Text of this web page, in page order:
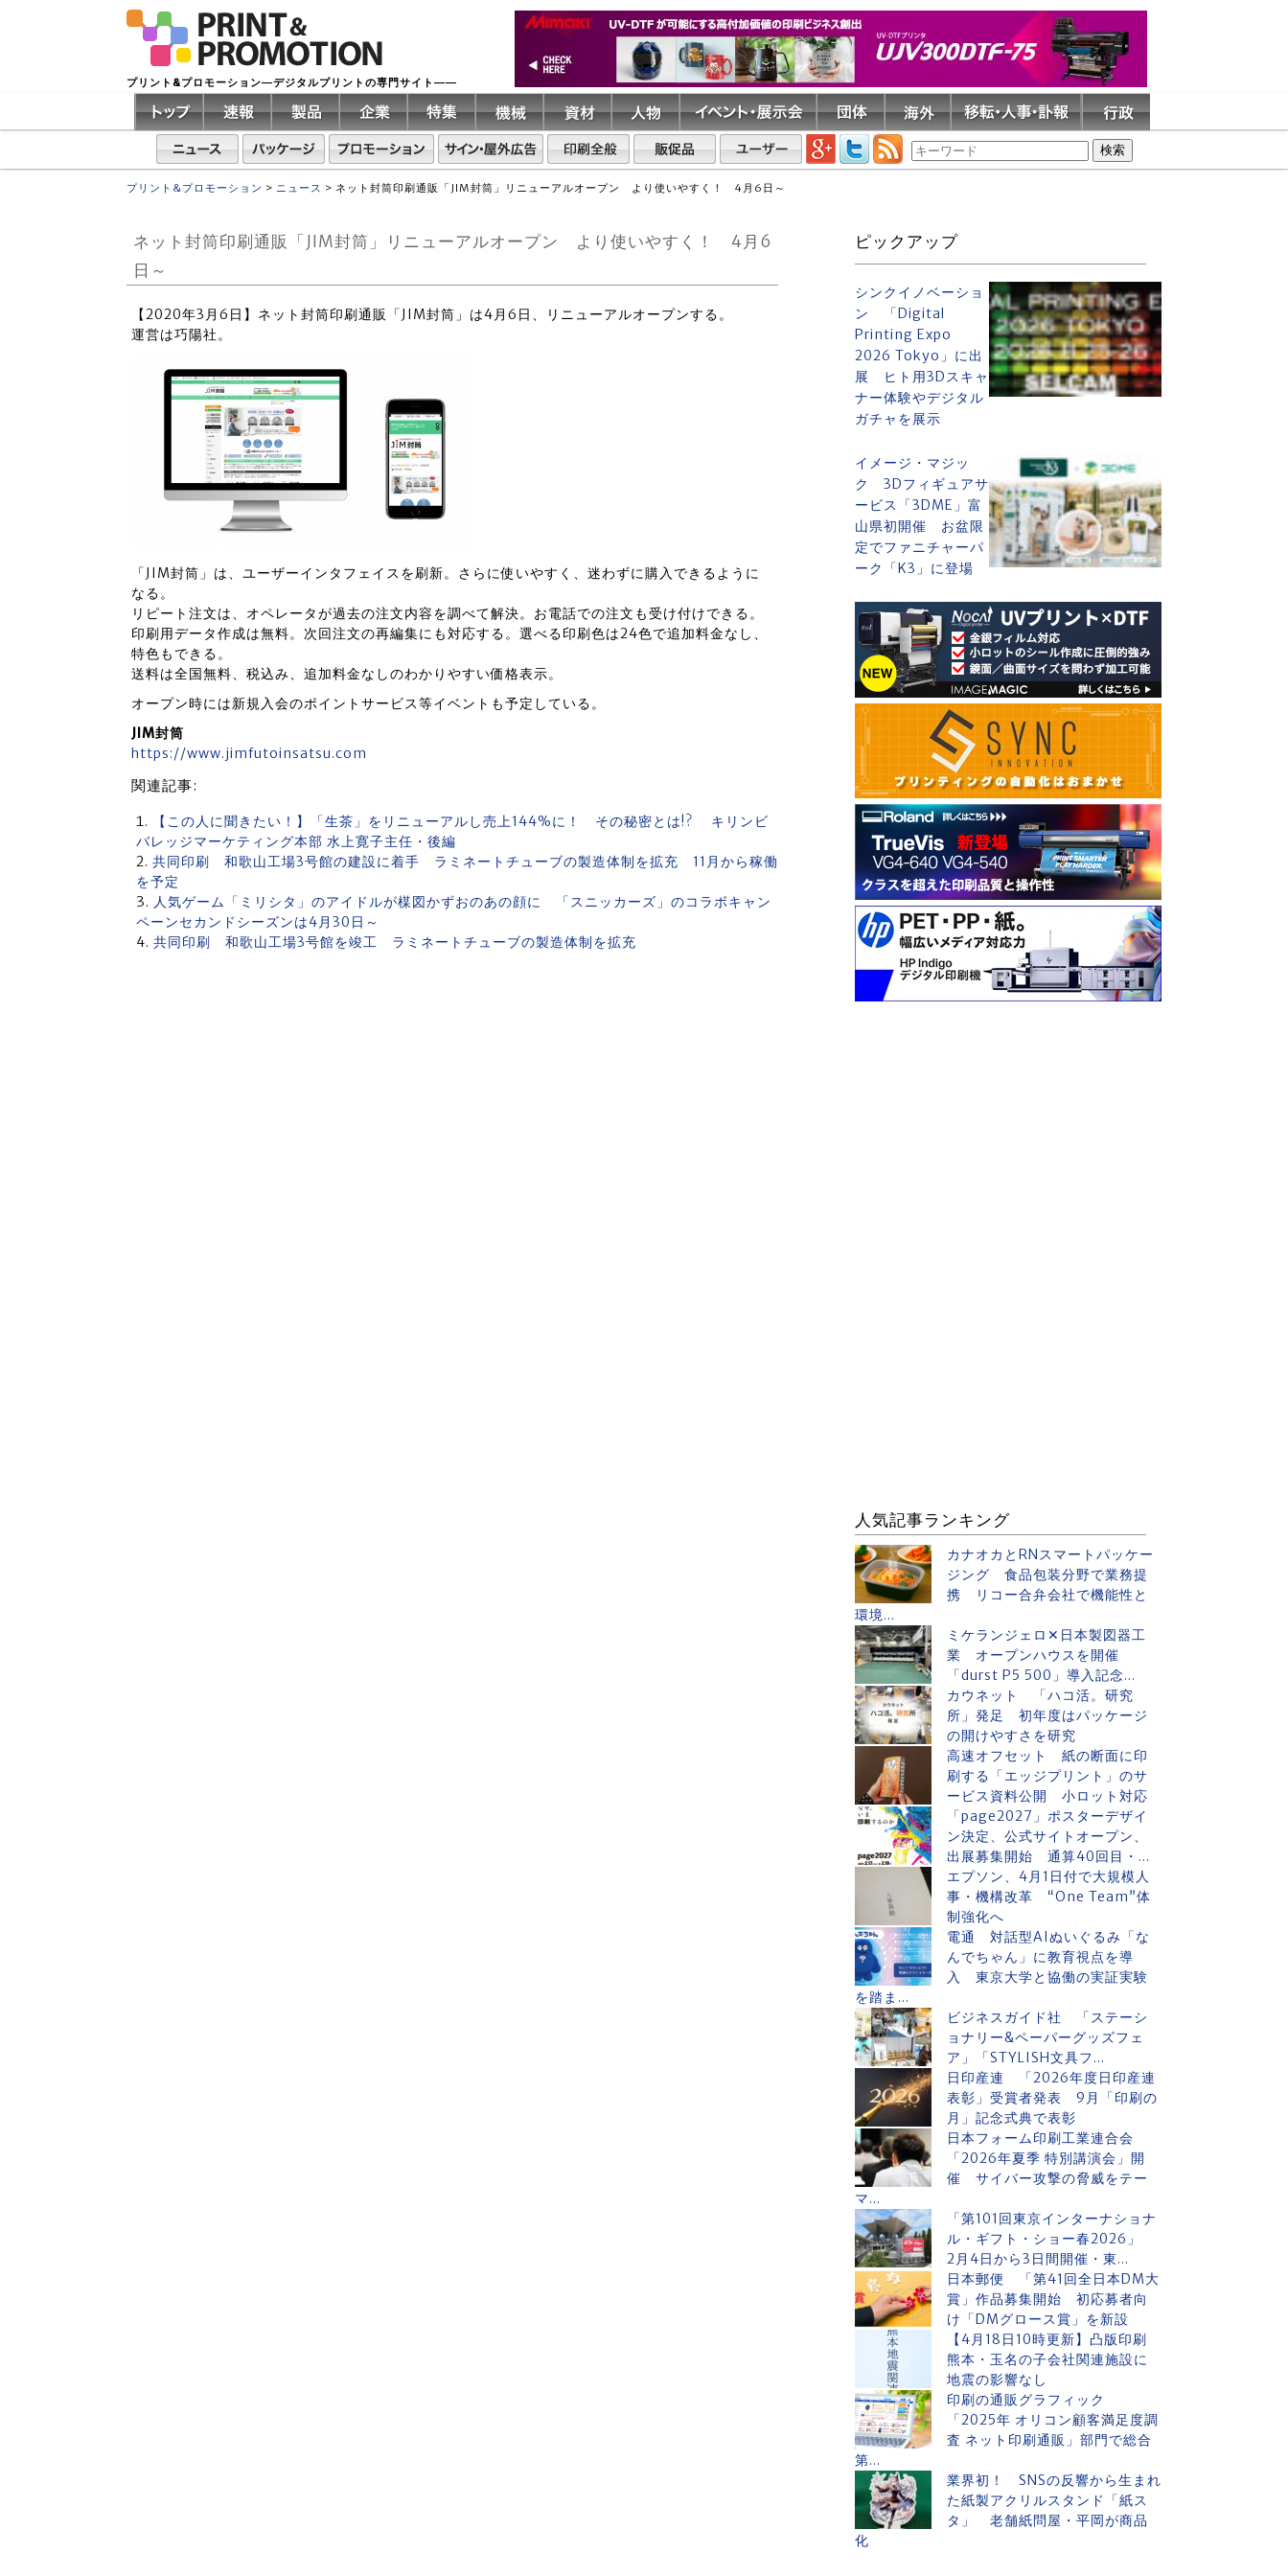
プリント&プロモーション―デジタルプリントの専門サイト――
プリント&プロモーション > ニュース > ネット封筒印刷通販「JIM封筒」リニューアルオープン より使いやすく！ 4月6日～
ネット封筒印刷通販「JIM封筒」リニューアルオープン より使いやすく！ 4月6
日～
【2020年3月6日】ネット封筒印刷通販「JIM封筒」は4月6日、リニューアルオープンする。
運営は巧陽社。
「JIM封筒」は、ユーザーインタフェイスを刷新。さらに使いやすく、迷わずに購入できるように
なる。
リピート注文は、オペレータが過去の注文内容を調べて解決。お電話での注文も受け付けできる。
印刷用データ作成は無料。次回注文の再編集にも対応する。選べる印刷色は24色で追加料金なし、
特色もできる。
送料は全国無料、税込み、追加料金なしのわかりやすい価格表示。
オープン時には新規入会のポイントサービス等イベントも予定している。
JIM封筒
https://www.jimfutoinsatsu.com
関連記事:
【この人に聞きたい！】「生茶」をリニューアルし売上144%に！ その秘密とは!? キリンビ
バレッジマーケティング本部 水上寛子主任・後編
共同印刷 和歌山工場3号館の建設に着手 ラミネートチューブの製造体制を拡充 11月から稼働
を予定
人気ゲーム「ミリシタ」のアイドルが楳図かずおのあの顔に 「スニッカーズ」のコラボキャン
ペーンセカンドシーズンは4月30日～
共同印刷 和歌山工場3号館を竣工 ラミネートチューブの製造体制を拡充
ピックアップ
シンクイノベーショ
ン 「Digital
Printing Expo
2026 Tokyo」に出
展 ヒト用3Dスキャ
ナー体験やデジタル
ガチャを展示
イメージ・マジッ
ク 3Dフィギュアサ
ービス「3DME」富
山県初開催 お盆限
定でファニチャーパ
ーク「K3」に登場
人気記事ランキング
カナオカとRNスマートパッケー
ジング 食品包装分野で業務提
携 リコー合弁会社で機能性と
環境...
ミケランジェロ✕日本製図器工
業 オープンハウスを開催
「durst P5 500」導入記念...
カウネット 「ハコ活。研究
所」発足 初年度はパッケージ
の開けやすさを研究
高速オフセット 紙の断面に印
刷する「エッジプリント」のサ
ービス資料公開 小ロット対応
「page2027」ポスターデザイ
ン決定、公式サイトオープン、
出展募集開始 通算40回目・...
エプソン、4月1日付で大規模人
事・機構改革 “One Team”体
制強化へ
電通 対話型AIぬいぐるみ「な
んでちゃん」に教育視点を導
入 東京大学と協働の実証実験
を踏ま...
ビジネスガイド社 「ステーシ
ョナリー&ペーパーグッズフェ
ア」「STYLISH文具フ...
日印産連 「2026年度日印産連
表彰」受賞者発表 9月「印刷の
月」記念式典で表彰
日本フォーム印刷工業連合会
「2026年夏季 特別講演会」開
催 サイバー攻撃の脅威をテー
マ...
「第101回東京インターナショナ
ル・ギフト・ショー春2026」
2月4日から3日間開催・東...
日本郵便 「第41回全日本DM大
賞」作品募集開始 初応募者向
け「DMグロース賞」を新設
【4月18日10時更新】凸版印刷
熊本・玉名の子会社関連施設に
地震の影響なし
印刷の通販グラフィック
「2025年 オリコン顧客満足度調
査 ネット印刷通販」部門で総合
第...
業界初！ SNSの反響から生まれ
た紙製アクリルスタンド「紙ス
タ」 老舗紙問屋・平岡が商品
化